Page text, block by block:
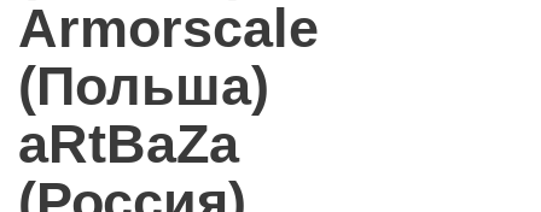
Armorscale
(Польша)
aRtBaZa